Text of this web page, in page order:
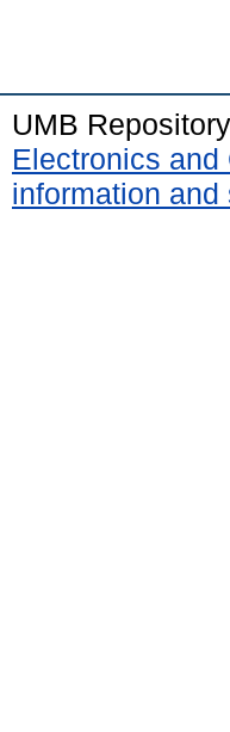
UMB
Electronics and
information